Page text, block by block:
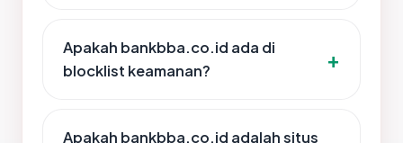
Apakah bankbba.co.id ada di
blocklist keamanan?
Apakah bankbba.co.id adalah situs